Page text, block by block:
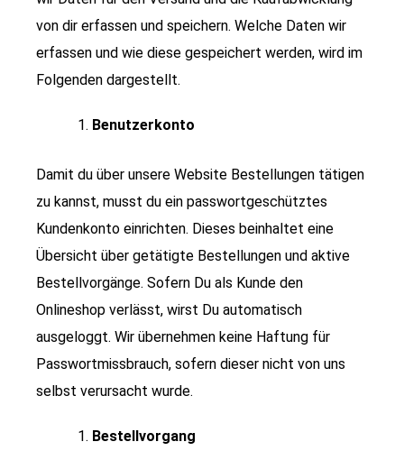
von dir erfassen und speichern. Welche Daten wir
erfassen und wie diese gespeichert werden, wird im
Folgenden dargestellt.
Benutzerkonto
Damit du über unsere Website Bestellungen tätigen
zu kannst, musst du ein passwortgeschütztes
Kundenkonto einrichten. Dieses beinhaltet eine
Übersicht über getätigte Bestellungen und aktive
Bestellvorgänge. Sofern Du als Kunde den
Onlineshop verlässt, wirst Du automatisch
ausgeloggt. Wir übernehmen keine Haftung für
Passwortmissbrauch, sofern dieser nicht von uns
selbst verursacht wurde.
Bestellvorgang